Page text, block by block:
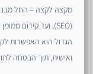
מקצה לקצה – החל
הגדול הוא האפשרות
ואישית, תוך הבטחה